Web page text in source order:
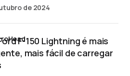
de 2024
F-150 Lightning é mais
mais fácil de carregar